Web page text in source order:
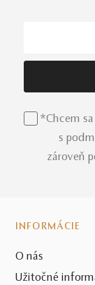
*Chcem
s
zároveň
INFORMÁCIE
O nás
Užitočné